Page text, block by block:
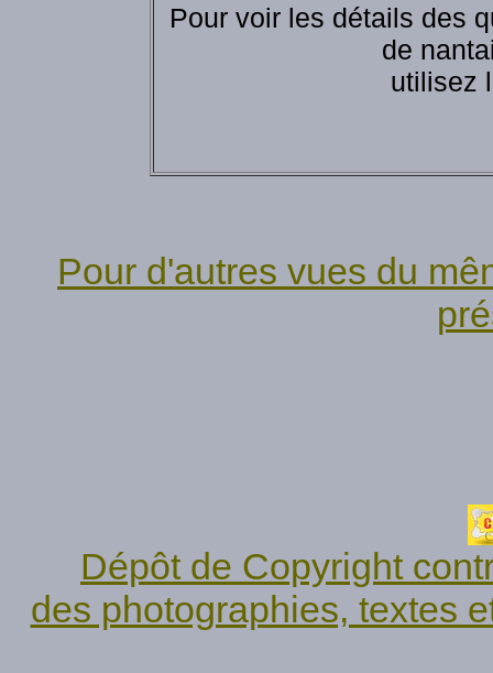
Pour voir les détails des
de
utilisez
Pour d'autres vues du
Dépôt de Copyright
des photographies, textes